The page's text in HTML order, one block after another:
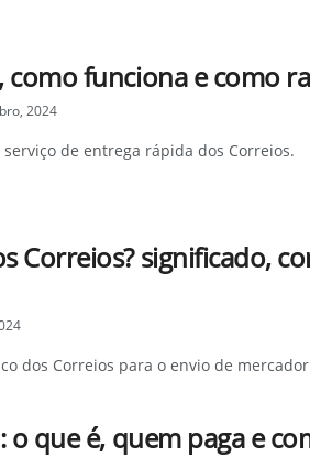
como funciona e como
2024
serviço de entrega rápida dos Correios.
Correios? significado,
dos Correios para o envio de
o que é, quem paga e